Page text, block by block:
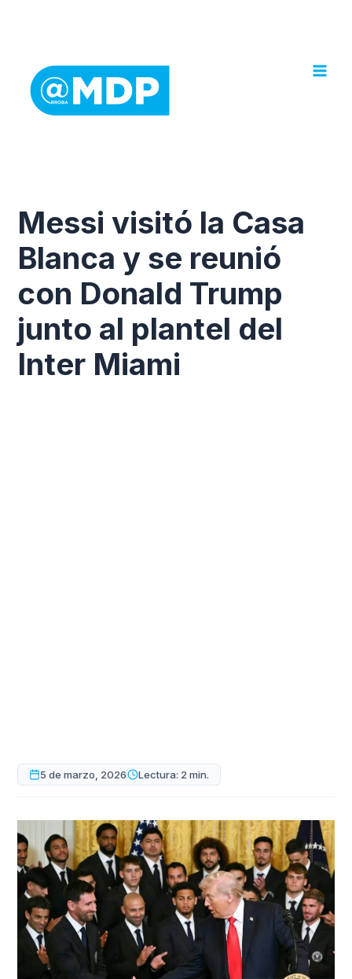
Messi visitó la Casa
Blanca y se reunió
con Donald Trump
junto al plantel del
Inter Miami
5 de marzo, 2026 Lectura: 2 min.